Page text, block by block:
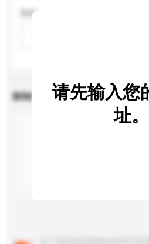
性别
查询内容
请先输入您
址。